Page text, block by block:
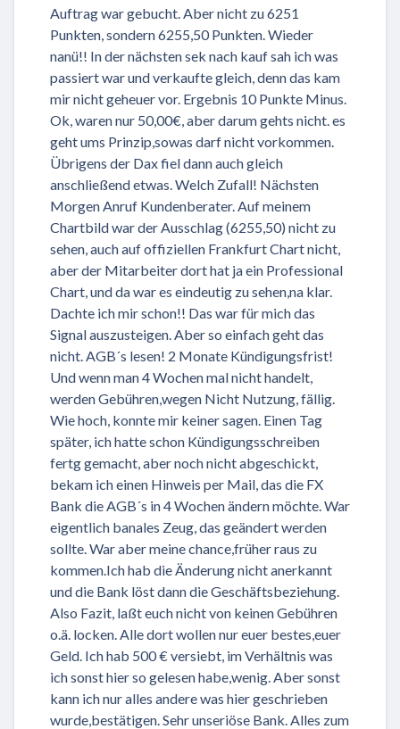
Auftrag war gebucht. Aber nicht zu 6251
Punkten, sondern 6255,50 Punkten. Wieder
nanü!! In der nächsten sek nach kauf sah ich was
passiert war und verkaufte gleich, denn das kam
mir nicht geheuer vor. Ergebnis 10 Punkte Minus.
Ok, waren nur 50,00€, aber darum gehts nicht. es
geht ums Prinzip,sowas darf nicht vorkommen.
Übrigens der Dax fiel dann auch gleich
anschließend etwas. Welch Zufall! Nächsten
Morgen Anruf Kundenberater. Auf meinem
Chartbild war der Ausschlag (6255,50) nicht zu
sehen, auch auf offiziellen Frankfurt Chart nicht,
aber der Mitarbeiter dort hat ja ein Professional
Chart, und da war es eindeutig zu sehen,na klar.
Dachte ich mir schon!! Das war für mich das
Signal auszusteigen. Aber so einfach geht das
nicht. AGB´s lesen! 2 Monate Kündigungsfrist!
Und wenn man 4 Wochen mal nicht handelt,
werden Gebühren,wegen Nicht Nutzung, fällig.
Wie hoch, konnte mir keiner sagen. Einen Tag
später, ich hatte schon Kündigungsschreiben
fertg gemacht, aber noch nicht abgeschickt,
bekam ich einen Hinweis per Mail, das die FX
Bank die AGB´s in 4 Wochen ändern möchte. War
eigentlich banales Zeug, das geändert werden
sollte. War aber meine chance,früher raus zu
kommen.Ich hab die Änderung nicht anerkannt
und die Bank löst dann die Geschäftsbeziehung.
Also Fazit, laßt euch nicht von keinen Gebühren
o.ä. locken. Alle dort wollen nur euer bestes,euer
Geld. Ich hab 500 € versiebt, im Verhältnis was
ich sonst hier so gelesen habe,wenig. Aber sonst
kann ich nur alles andere was hier geschrieben
wurde,bestätigen. Sehr unseriöse Bank. Alles zum